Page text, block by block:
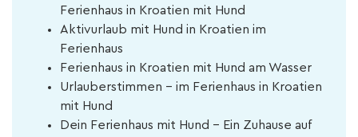
Ferienhaus in Kroatien mit Hund
Aktivurlaub mit Hund in Kroatien im
Ferienhaus
Ferienhaus in Kroatien mit Hund am Wasser
Urlauberstimmen - im Ferienhaus in Kroatien
mit Hund
Dein Ferienhaus mit Hund – Ein Zuhause auf